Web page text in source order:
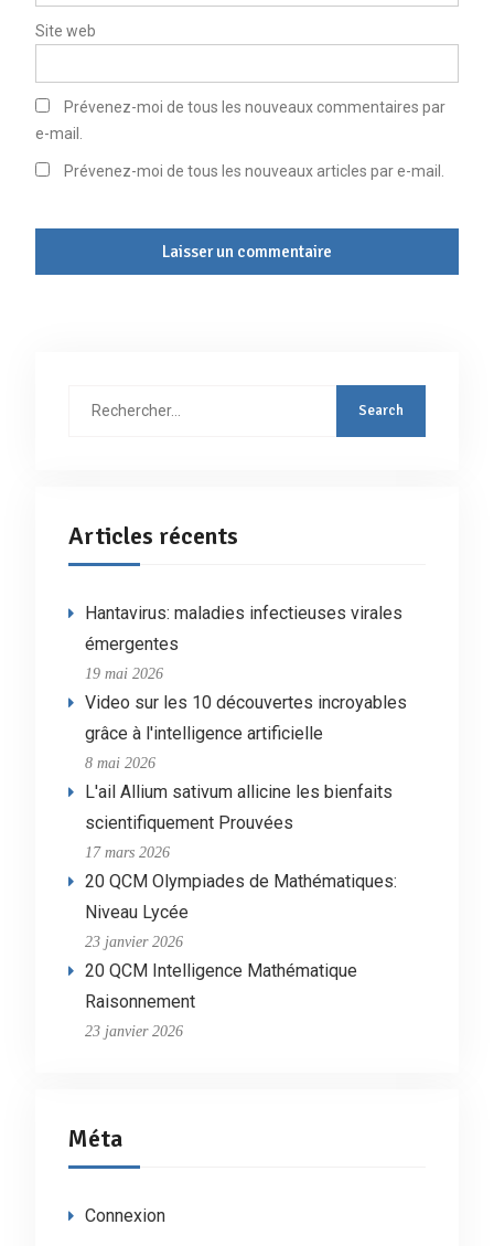
Site web
Prévenez-moi de tous les nouveaux commentaires par
e-mail.
Prévenez-moi de tous les nouveaux articles par e-mail.
Articles récents
Hantavirus: maladies infectieuses virales
émergentes
19 mai 2026
Video sur les 10 découvertes incroyables
grâce à l'intelligence artificielle
8 mai 2026
L'ail Allium sativum allicine les bienfaits
scientifiquement Prouvées
17 mars 2026
20 QCM Olympiades de Mathématiques:
Niveau Lycée
23 janvier 2026
20 QCM Intelligence Mathématique
Raisonnement
23 janvier 2026
Méta
Connexion